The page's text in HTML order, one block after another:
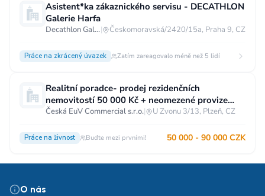
Asistent*ka zákaznického servisu - DECATHLON
Galerie Harfa
Decathlon Galerie Harfa| Českomoravská/2420/15a, Praha 9, CZ
Práce na zkrácený úvazek Zatím zareagovalo méně než 5 lidí
Realitní poradce- prodej rezidenčních
nemovitostí 50 000 Kč + neomezené provize
Plzeň
Česká EuV Commercial s.r.o.| U Zvonu 3/13, Plzeň, CZ
Práce na živnost Buďte mezi prvními! 50 000 - 90 000 CZK
O nás